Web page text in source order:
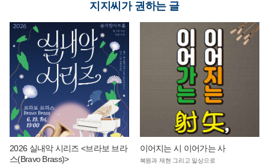
지지씨가 권하는 글
2026 실내악 시리즈 <브라보 브라
스(Bravo Brass)>
이어지는 시 이어가는 사
복원과 재현 그리고 일상으로